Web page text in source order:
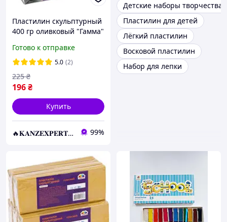
Пластилин скульптурный
400 гр оливковый "Гамма"
Готово к отправке
5.0 (2)
196₴
225 ₴
Купить
🔥𝐊𝐀𝐍𝐙𝐄𝐗𝐏𝐄𝐑𝐓.com.ua🔥 99%
Детские наборы творчества
Пластилин для детей
Лёгкий пластилин
Восковой пластилин
Набор для лепки